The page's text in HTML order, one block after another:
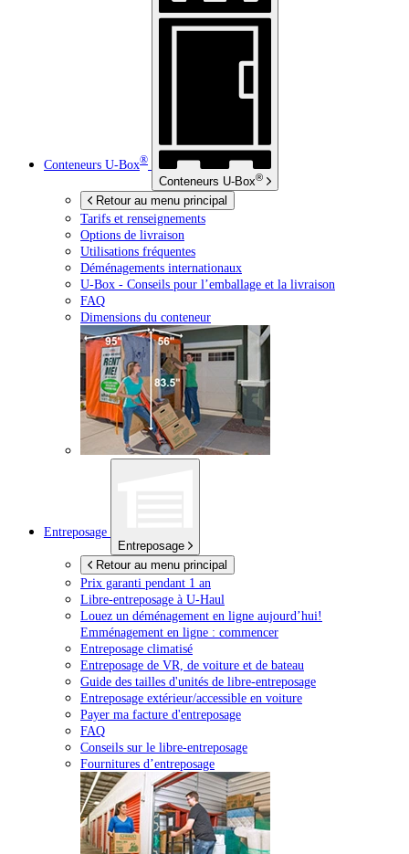
Conteneurs U-Box®
Conteneurs U-Box®
Retour au menu principal
Tarifs et renseignements
Options de livraison
Utilisations fréquentes
Déménagements internationaux
U-Box - Conseils pour l’emballage et la livraison
FAQ
Dimensions du conteneur
Entreposage
Entreposage
Retour au menu principal
Prix garanti pendant 1 an
Libre-entreposage à U-Haul
Louez un déménagement en ligne aujourd’hui!
Emménagement en ligne : commencer
Entreposage climatisé
Entreposage de VR, de voiture et de bateau
Guide des tailles d'unités de libre-entreposage
Entreposage extérieur/accessible en voiture
Payer ma facture d'entreposage
FAQ
Conseils sur le libre-entreposage
Fournitures d’entreposage